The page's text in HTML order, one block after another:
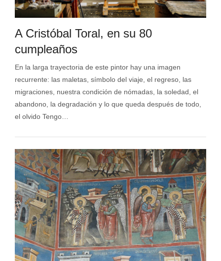
A Cristóbal Toral, en su 80
cumpleaños
En la larga trayectoria de este pintor hay una imagen
recurrente: las maletas, símbolo del viaje, el regreso, las
migraciones, nuestra condición de nómadas, la soledad, el
abandono, la degradación y lo que queda después de todo,
el olvido Tengo…